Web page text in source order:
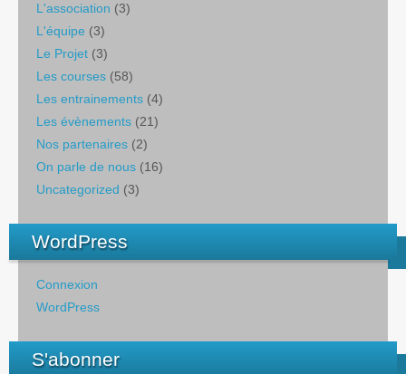
L'association (3)
L'équipe (3)
Le Projet (3)
Les courses (58)
Les entrainements (4)
Les évènements (21)
Nos partenaires (2)
On parle de nous (16)
Uncategorized (3)
WordPress
Connexion
WordPress
S'abonner